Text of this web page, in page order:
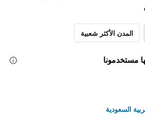
المدن الأكثر شعبية
مستخدمونا
السعودية